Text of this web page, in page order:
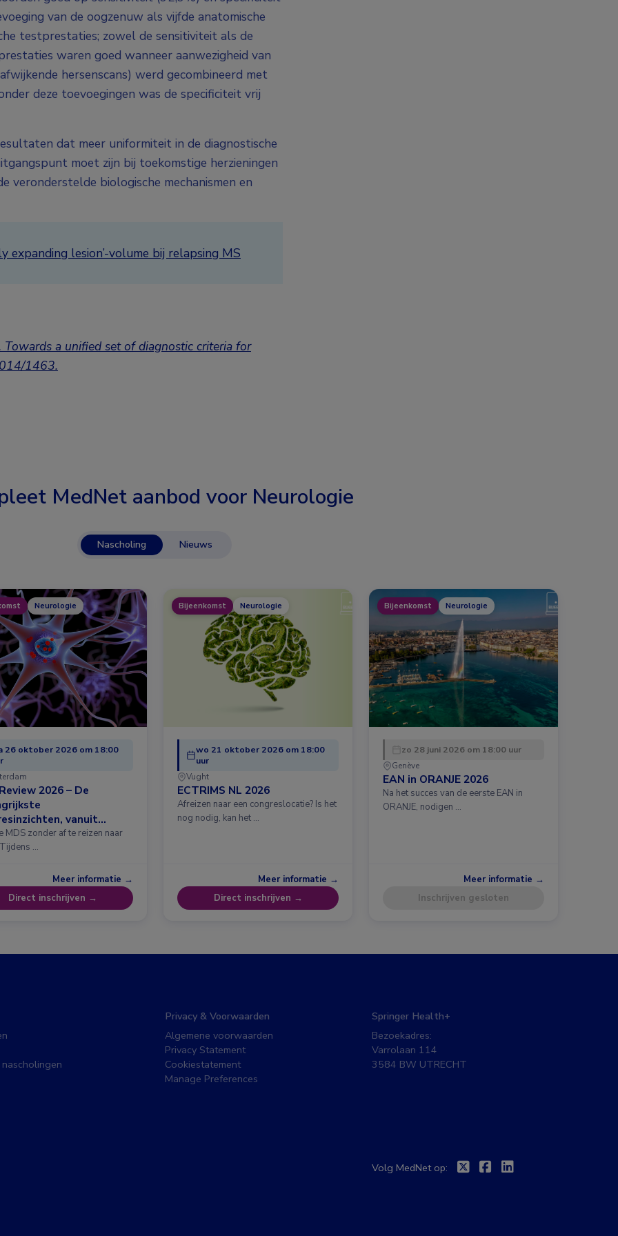
van de oogzenuw als vijfde anatomische
testprestaties; zowel de sensitiviteit als de
waren goed wanneer aanwezigheid van
hersenscans) werd gecombineerd met
deze toevoegingen was de specificiteit vrij
dat meer uniformiteit in de diagnostische
moet zijn bij toekomstige herzieningen
biologische mechanismen en
expanding lesion’-volume bij relapsing MS
a unified set of diagnostic criteria for
1463.
MedNet aanbod voor Neurologie
Nascholing Nieuws
Neurologie
26 oktober 2026 om 18:00
2026 – De
vanuit
MDS zonder af te reizen naar
…
Meer informatie →
Direct inschrijven →
Bijeenkomst Neurologie
wo 21 oktober 2026 om 18:00
uur
Vught
ECTRIMS NL 2026
Afreizen naar een congreslocatie? Is het
nog nodig, kan het …
Meer informatie →
Direct inschrijven →
Bijeenkomst Neurologie
zo 28 juni 2026 om 18:00 uur
Genève
EAN in ORANJE 2026
Na het succes van de eerste EAN in
ORANJE, nodigen …
Meer informatie →
Inschrijven gesloten
Privacy & Voorwaarden
Algemene voorwaarden
Privacy Statement
Cookiestatement
Manage Preferences
Springer Health+
Bezoekadres:
Varrolaan 114
3584 BW UTRECHT
Volg MedNet op: TwitterFacebook
Linkedin